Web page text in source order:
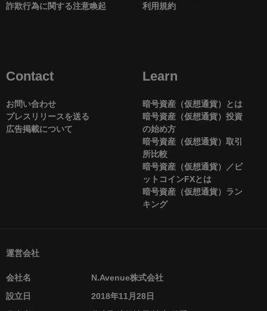
詐欺行為に関する注意喚起
利用規約
Contact
お問い合わせ
プレスリリースを送る
広告掲載について
Learn
暗号資産（仮想通貨）とは
暗号資産（仮想通貨）投資
の始め方
暗号資産（仮想通貨）取引
所比較
暗号資産（仮想通貨）／ビ
ットコインFXとは
暗号資産（仮想通貨）ラン
キング
運営会社
会社名
N.Avenue株式会社
設立日
2018年11月28日